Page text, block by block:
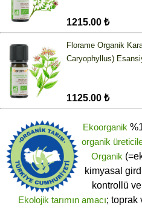
1215.00 ₺
Florame Organik
Caryophyllus)
1125.00 ₺
Ekoorganik
organik
Organik
kimyasal
kontrollü
Ekolojik tarımın amacı; toprak